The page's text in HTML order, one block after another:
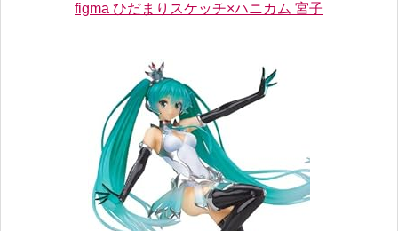
figma ひだまりスケッチ×ハニカム 宮子